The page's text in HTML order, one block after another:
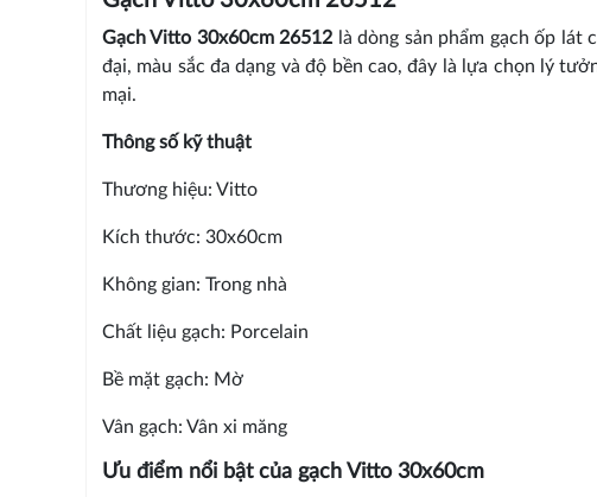
Gạch Vitto 30x60cm 26512 là dòng sản phẩm gạch ốp lát
đại, màu sắc đa dạng và độ bền cao, đây là lựa chọn lý
mại.
Thông số kỹ thuật
Thương hiệu: Vitto
Kích thước: 30x60cm
Không gian: Trong nhà
Chất liệu gạch: Porcelain
Bề mặt gạch: Mờ
Vân gạch: Vân xi măng
Ưu điểm nổi bật của gạch Vitto 30x60cm